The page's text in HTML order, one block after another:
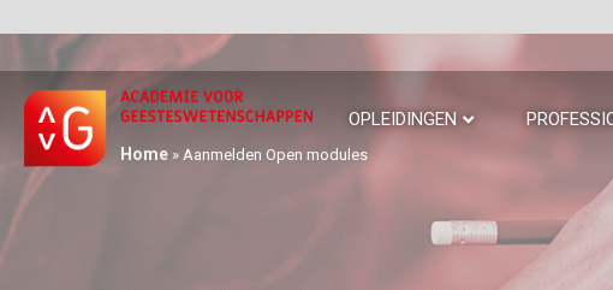
Home» Aanmelden Open modules
OPLEIDINGEN